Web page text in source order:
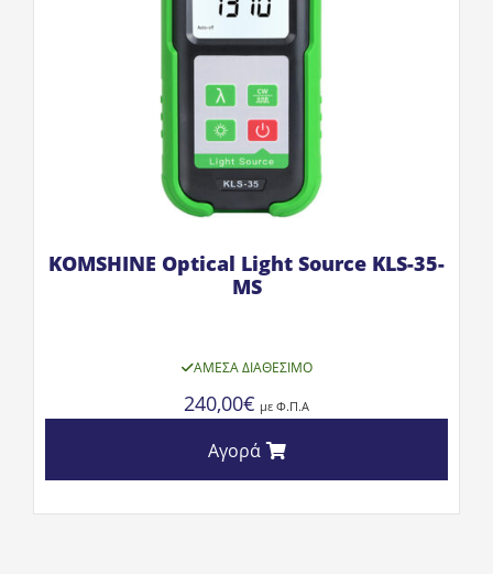
KOMSHINE Optical Light Source KLS-35-
MS
ΆΜΕΣΑ ΔΙΑΘΈΣΙΜΟ
240,00€ με Φ.Π.Α
Αγορά